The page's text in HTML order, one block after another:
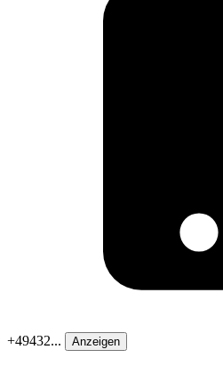
+49432... Anzeigen